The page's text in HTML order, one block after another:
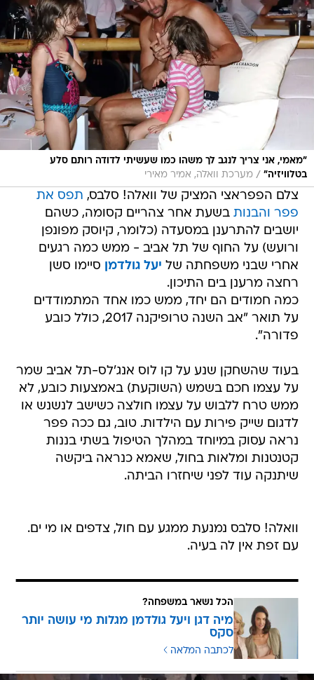
"מאמי, אני צריך לנגב לך משהו כמו שעשיתי לדודה רותם סלע
בטלוויזיה" / מערכת וואלה, אמיר מאירי
צלם הפפראצי המציק של וואלה! סלבס, תפס את
פפר והבנות בשעת אחר צהריים קסומה, כשהם
יושבים להתרענן במסעדה (כלומר, קיוסק מפונפן
ורועש) על החוף של תל אביב - ממש כמה רגעים
אחרי שבני משפחתה של יעל גולדמן סיימו סשן
רחצה מרענן בים התיכון.
כמה חמודים הם יחד, ממש כמו אחד המתמודדים
על תואר "אב השנה טרופיקנה 2017, כולל כובע
פדורה".
בעוד שהשחקן שנע על קו לוס אנג'לס-תל אביב שמר
על עצמו חכם בשמש (השוקעת) באמצעות כובע, לא
ממש טרח ללבוש על עצמו חולצה כשישב לנשנש או
לדגום שייק פירות עם הילדות. טוב, גם ככה פפר
נראה עסוק במיוחד במהלך הטיפול בשתי בננות
קטנטנות ומלאות בחול, שאמא כנראה ביקשה
שיתנקה עוד לפני שיחזרו הביתה.
וואלה! סלבס נמנעת ממגע עם חול, צדפים או מי ים.
עם זפת אין לה בעיה.
הכל נשאר במשפחה?
מיה דגן ויעל גולדמן מגלות מי עושה יותר
סקס
לכתבה המלאה